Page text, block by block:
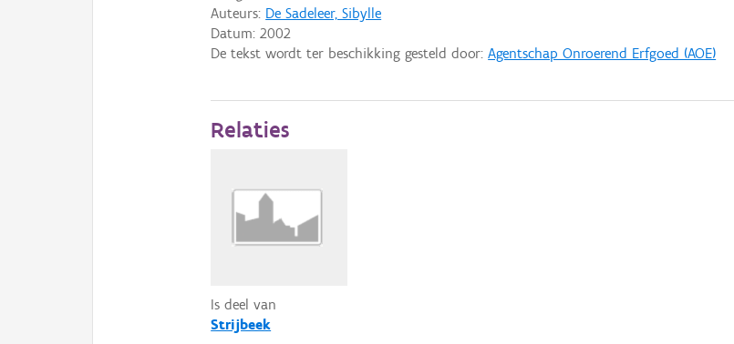
Auteurs: De Sadeleer, Sibylle
Datum:2002
De tekst wordt ter beschikking gesteld door:Agentschap Onroerend Erfgoed (AOE)
Relaties
Is deel van
Strijbeek